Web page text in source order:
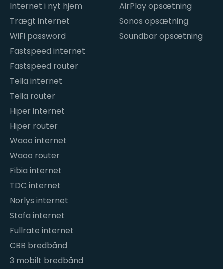
Internet i nyt hjem
Trægt internet
WiFi password
Fastspeed internet
Fastspeed router
Telia internet
Telia router
Hiper internet
Hiper router
Waoo internet
Waoo router
Fibia internet
TDC internet
Norlys internet
Stofa internet
Fullrate internet
CBB bredbånd
3 mobilt bredbånd
AirPlay opsætning
Sonos opsætning
Soundbar opsætning